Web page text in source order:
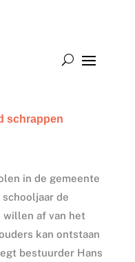
schrappen
in de gemeente
de
willen af van het
kan ontstaan
bestuurder Hans